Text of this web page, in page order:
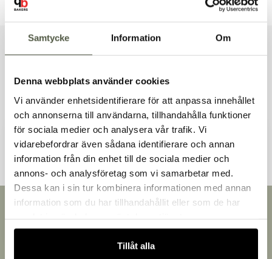
Samtycke Information Om
Denna webbplats använder cookies
Vi använder enhetsidentifierare för att anpassa innehållet
och annonserna till användarna, tillhandahålla funktioner
för sociala medier och analysera vår trafik. Vi
vidarebefordrar även sådana identifierare och annan
information från din enhet till de sociala medier och
annons- och analysföretag som vi samarbetar med.
Dessa kan i sin tur kombinera informationen med annan
information som du har tillhandahållit eller som de har
Tillåt alla
Liknande produkter
Andra kunder tittade även på
Snabb leverans
Leverans inom 3-5 arbetsdagar.
Över 30 000 produkter
Välkommen till Bakers!
Handlar du som företag eller privatperson?
Fortsätt som privatperson